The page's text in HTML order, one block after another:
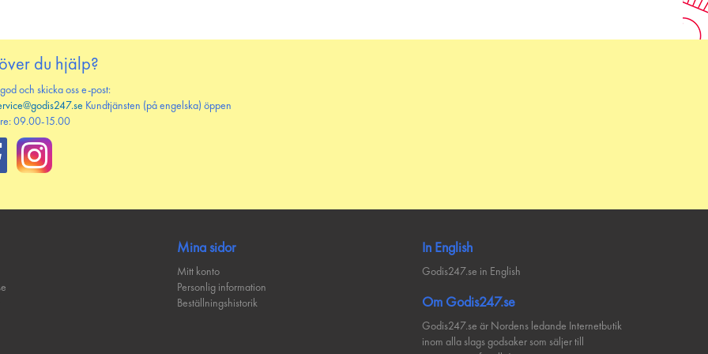
du hjälp?
och skicka oss e-post:
Kundtjänsten (på engelska) öppen
09.00-15.00
Mina sidor
Mitt konto
Personlig information
Beställningshistorik
In English
Godis247.se in English
Om Godis247.se
Godis247.se är Nordens ledande Internetbutik
inom alla slags godsaker som säljer till